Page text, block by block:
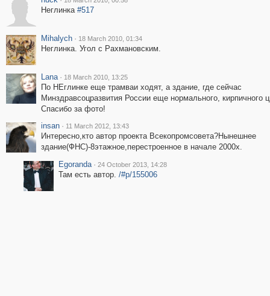
Неглинка #517
Mihalych · 18 March 2010, 01:34
Неглинка. Угол с Рахмановским.
Lana · 18 March 2010, 13:25
По НЕглинке еще трамваи ходят, а здание, где сейчас
Минздравсоцразвития России еще нормального, кирпичного
Спасибо за фото!
insan · 11 March 2012, 13:43
Интересно,кто автор проекта Всекопромсовета?Нынешнее
здание(ФНС)-8этажное,перестроенное в начале 2000х.
Egoranda · 24 October 2013, 14:28
Там есть автор. /#p/155006